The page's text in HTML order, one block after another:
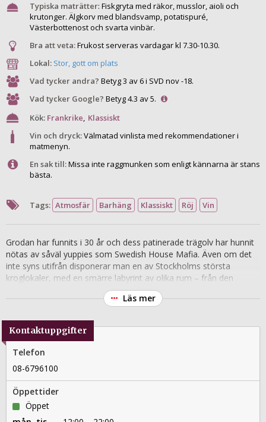
Typiska maträtter: Fiskgryta med räkor, musslor, aioli och
krutonger. Älgkorv med blandsvamp, potatispuré,
Västerbottenost och svarta vinbär.
Bra att veta:Frukost serveras vardagar kl 7.30-10.30.
Lokal: Stor, gott om plats
Vad tycker andra? Betyg 3 av 6 i SVD nov -18.
Vad tycker Google? Betyg 4.3 av 5.
Kök: Frankrike, Klassiskt
Vin och dryck:Välmatad vinlista med rekommendationer i
matmenyn.
En sak till:Missa inte raggmunken som enligt kännarna är stans
bästa.
Tags: Atmosfär Barhäng Klassiskt Röj Vin
Grodan har funnits i 30 år och dess patinerade trägolv har hunnit
nötas av såväl yuppies som Swedish House Mafia. Även om det
inte syns utifrån disponerar man en av Stockholms största
kroglokaler, med en smärre labyrint av olika rum – från den
franska matsalen med sina 1800-talsväggmålningar till den
ombonade loungen vars sköna fåtöljer inbjuder till lojt
det partyglada folket på väg ut i Stureplansnatten.
Läs mer
Kontaktuppgifter
Telefon
08-6796100
Öppettider
Öppet